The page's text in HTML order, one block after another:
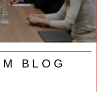
BLOG